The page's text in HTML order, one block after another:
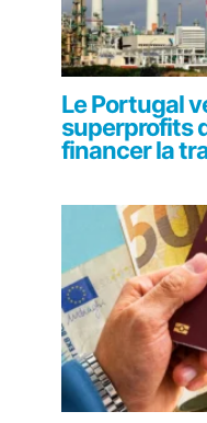
Le Portugal
superprofits
financer la